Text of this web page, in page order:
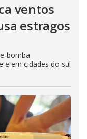
ventos
estragos
bomba
e em cidades do sul